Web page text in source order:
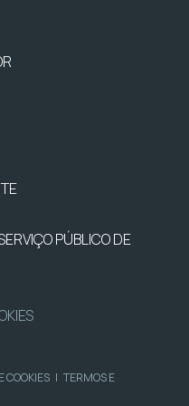
PÚBLICO DE
COOKIES | TERMOS E